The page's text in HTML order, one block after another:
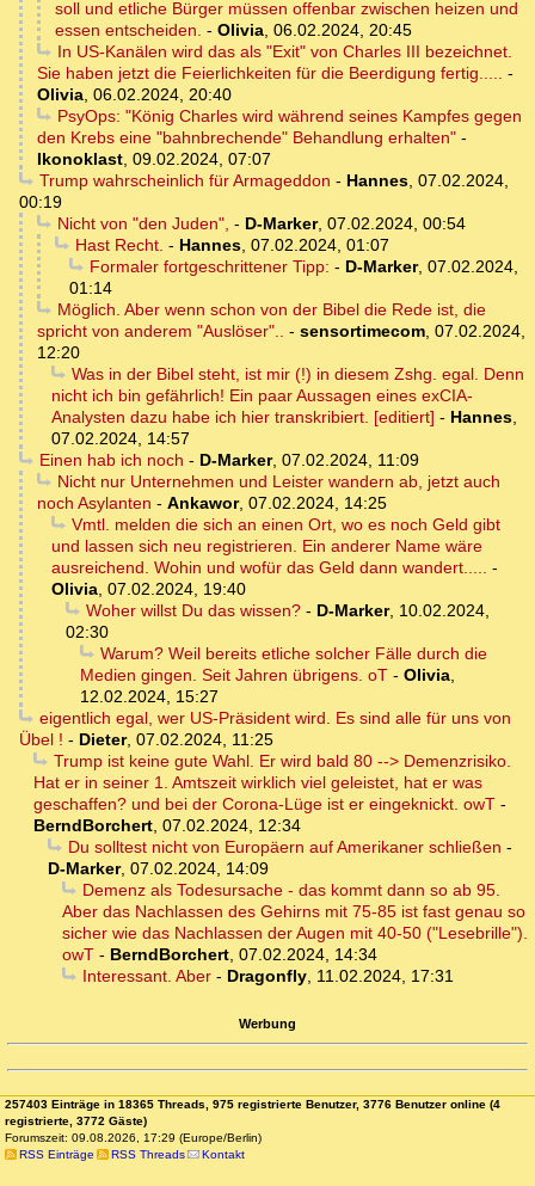
soll und etliche Bürger müssen offenbar zwischen heizen und
essen entscheiden. - Olivia, 06.02.2024, 20:45
In US-Kanälen wird das als "Exit" von Charles III bezeichnet.
Sie haben jetzt die Feierlichkeiten für die Beerdigung fertig..... -
Olivia, 06.02.2024, 20:40
PsyOps: "König Charles wird während seines Kampfes gegen
den Krebs eine "bahnbrechende" Behandlung erhalten" -
Ikonoklast, 09.02.2024, 07:07
Trump wahrscheinlich für Armageddon - Hannes, 07.02.2024,
00:19
Nicht von "den Juden", - D-Marker, 07.02.2024, 00:54
Hast Recht. - Hannes, 07.02.2024, 01:07
Formaler fortgeschrittener Tipp: - D-Marker, 07.02.2024,
01:14
Möglich. Aber wenn schon von der Bibel die Rede ist, die
spricht von anderem "Auslöser".. - sensortimecom, 07.02.2024,
12:20
Was in der Bibel steht, ist mir (!) in diesem Zshg. egal. Denn
nicht ich bin gefährlich! Ein paar Aussagen eines exCIA-
Analysten dazu habe ich hier transkribiert. [editiert] - Hannes,
07.02.2024, 14:57
Einen hab ich noch - D-Marker, 07.02.2024, 11:09
Nicht nur Unternehmen und Leister wandern ab, jetzt auch
noch Asylanten - Ankawor, 07.02.2024, 14:25
Vmtl. melden die sich an einen Ort, wo es noch Geld gibt
und lassen sich neu registrieren. Ein anderer Name wäre
ausreichend. Wohin und wofür das Geld dann wandert..... -
Olivia, 07.02.2024, 19:40
Woher willst Du das wissen?- D-Marker, 10.02.2024,
02:30
Warum? Weil bereits etliche solcher Fälle durch die
Medien gingen. Seit Jahren übrigens. oT - Olivia,
12.02.2024, 15:27
eigentlich egal, wer US-Präsident wird. Es sind alle für uns von
Übel ! - Dieter, 07.02.2024, 11:25
Trump ist keine gute Wahl. Er wird bald 80 --> Demenzrisiko.
Hat er in seiner 1. Amtszeit wirklich viel geleistet, hat er was
geschaffen? und bei der Corona-Lüge ist er eingeknickt. owT -
BerndBorchert, 07.02.2024, 12:34
Du solltest nicht von Europäern auf Amerikaner schließen -
D-Marker, 07.02.2024, 14:09
Demenz als Todesursache - das kommt dann so ab 95.
Aber das Nachlassen des Gehirns mit 75-85 ist fast genau so
sicher wie das Nachlassen der Augen mit 40-50 ("Lesebrille").
owT - BerndBorchert, 07.02.2024, 14:34
Interessant. Aber- Dragonfly, 11.02.2024, 17:31
Werbung
257403 Einträge in 18365 Threads, 975 registrierte Benutzer, 3776 Benutzer online (4
registrierte, 3772 Gäste)
Forumszeit: 09.08.2026, 17:29 (Europe/Berlin)
RSS Einträge
RSS Threads Kontakt